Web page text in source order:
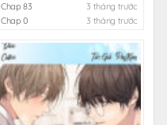
Chap 83
3 tháng trước
Chap 0
3 tháng trước